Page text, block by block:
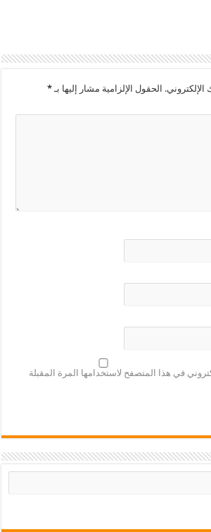
الحقول الإلزامية مشار إليها بـ*
في هذا المتصفح لاستخدامها المرة المقبلة